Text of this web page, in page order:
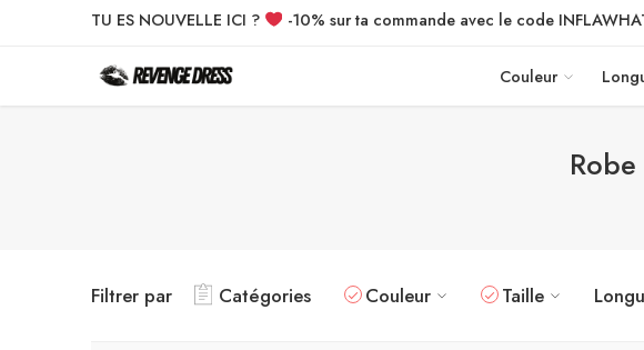
TU ES NOUVELLE ICI ? -10% sur ta commande avec le code
Couleur
Filtrer par Catégories Couleur Taille